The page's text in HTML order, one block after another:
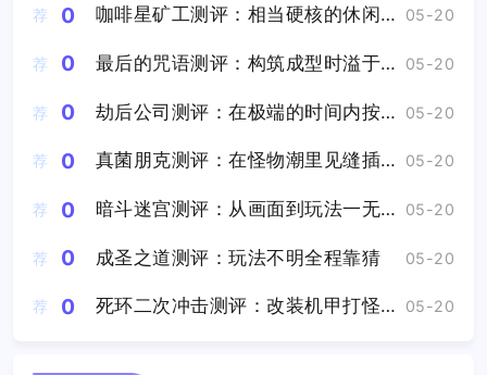
荐
0 咖啡星矿工测评：相当硬核的休闲游戏 05-20
荐 0 最后的咒语测评：构筑成型时溢于言表的成就感将直击心灵 05-20
荐 0 劫后公司测评：在极端的时间内按照预先设定的唯一解去玩 05-20
荐 0 真菌朋克测评：在怪物潮里见缝插针的采集资源 05-20
荐 0 暗斗迷宫测评：从画面到玩法一无是处 05-20
荐 0 成圣之道测评：玩法不明全程靠猜 05-20
荐 0 死环二次冲击测评：改装机甲打怪兽爽感拉满 05-20